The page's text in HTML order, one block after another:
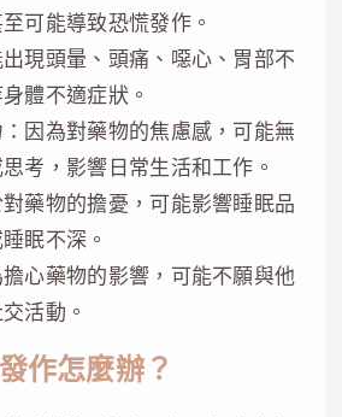
可能導致恐慌發作。
現頭暈、頭痛、噁心、胃部不
體不適症狀。
因為對藥物的焦慮感，可能無
考，影響日常生活和工作。
藥物的擔憂，可能影響睡眠品
眠不深。
心藥物的影響，可能不願與他
活動。
作怎麼辦？